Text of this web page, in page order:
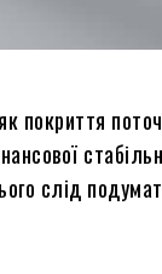
покриття
слід